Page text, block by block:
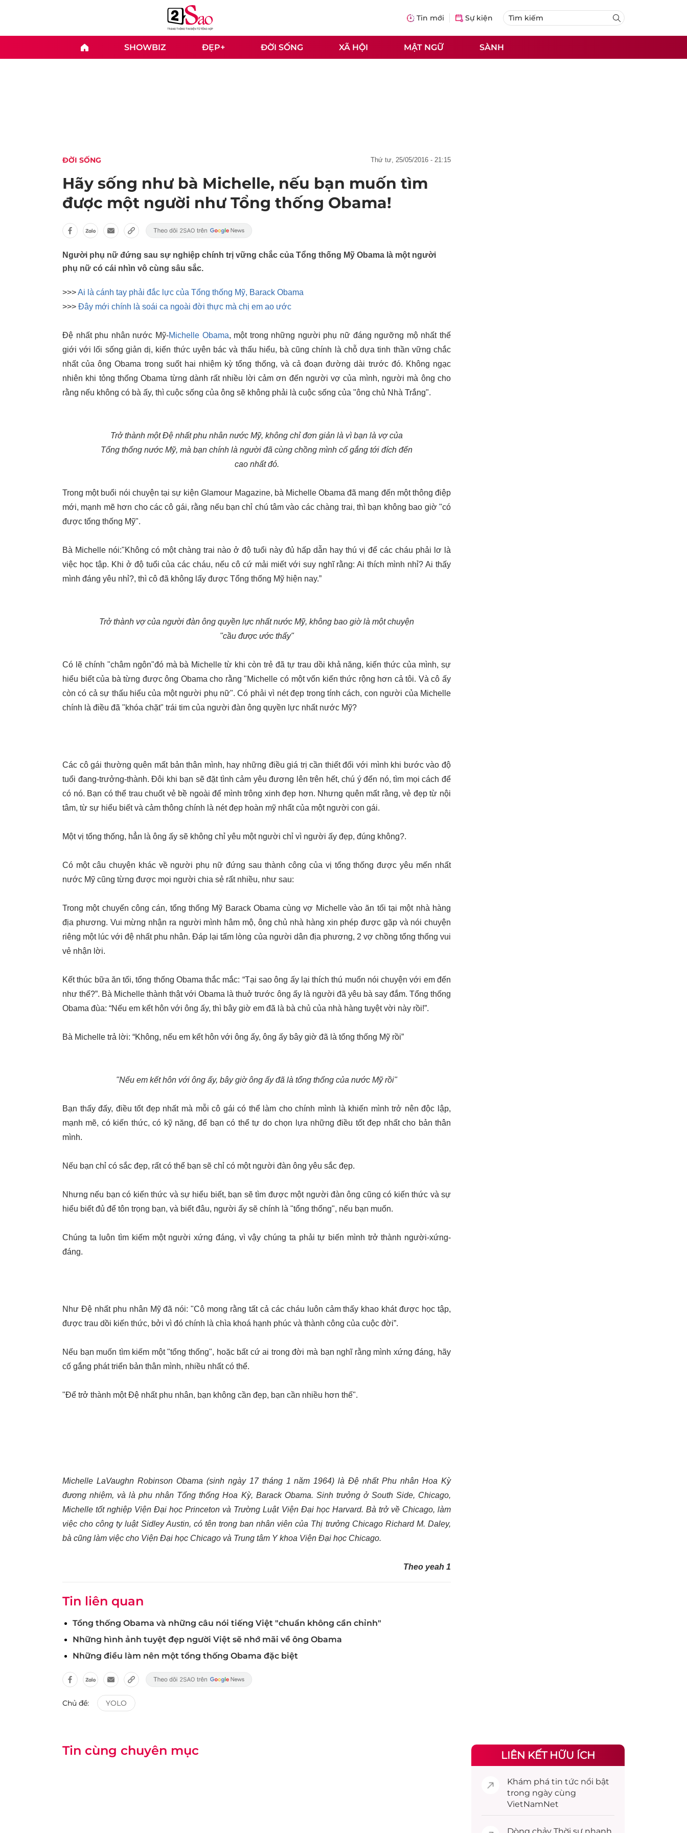
Tin mới Sự kiện
SHOWBIZ ĐẸP+ ĐỜI SỐNG XÃ HỘI MẬT NGỮ SÀNH
ĐỜI SỐNG thứ tư, 25/05/2016 - 21:15
Hãy sống như bà Michelle, nếu bạn muốn tìm
được một người như Tổng thống Obama!
Người phụ nữ đứng sau sự nghiệp chính trị vững chắc của Tổng thống Mỹ Obama là một người
phụ nữ có cái nhìn vô cùng sâu sắc.
>>>Ai là cánh tay phải đắc lực của Tổng thống Mỹ, Barack Obama
>>> Đây mới chính là soái ca ngoài đời thực mà chị em ao ước
Đệ nhất phu nhân nước Mỹ-Michelle Obama, một trong những người phụ nữ đáng ngưỡng mộ nhất thế
giới với lối sống giản dị, kiến thức uyên bác và thấu hiểu, bà cũng chính là chỗ dựa tinh thần vững chắc
nhất của ông Obama trong suốt hai nhiệm kỳ tổng thống, và cả đoạn đường dài trước đó. Không ngạc
nhiên khi tỏng thống Obama từng dành rất nhiều lời cảm ơn đến người vợ của mình, người mà ông cho
rằng nếu không có bà ấy, thì cuộc sống của ông sẽ không phải là cuộc sống của "ông chủ Nhà Trắng".
Trở thành một Đệ nhất phu nhân nước Mỹ, không chỉ đơn giản là vì bạn là vợ của
Tổng thống nước Mỹ, mà bạn chính là người đã cùng chồng mình cố gắng tới đích đến
cao nhất đó.
Trong một buổi nói chuyện tại sự kiện Glamour Magazine, bà Michelle Obama đã mang đến một thông điệp
mới, mạnh mẽ hơn cho các cô gái, rằng nếu bạn chỉ chú tâm vào các chàng trai, thì bạn không bao giờ "có
được tổng thống Mỹ".
Bà Michelle nói:"Không có một chàng trai nào ở độ tuổi này đủ hấp dẫn hay thú vị để các cháu phải lơ là
việc học tập. Khi ở độ tuổi của các cháu, nếu cô cứ mải miết với suy nghĩ rằng: Ai thích mình nhỉ? Ai thấy
mình đáng yêu nhỉ?, thì cô đã không lấy được Tổng thống Mỹ hiện nay.”
Trở thành vợ của người đàn ông quyền lực nhất nước Mỹ, không bao giờ là một chuyện
"cầu được ước thấy"
Có lẽ chính "châm ngôn"đó mà bà Michelle từ khi còn trẻ đã tự trau dồi khả năng, kiến thức của mình, sự
hiểu biết của bà từng được ông Obama cho rằng "Michelle có một vốn kiến thức rộng hơn cả tôi. Và cô ấy
còn có cả sự thấu hiểu của một người phụ nữ". Có phải vì nét đẹp trong tính cách, con người của Michelle
chính là điều đã "khóa chặt" trái tim của người đàn ông quyền lực nhất nước Mỹ?
Các cô gái thường quên mất bản thân mình, hay những điều giá trị cần thiết đối với mình khi bước vào độ
tuổi đang-trưởng-thành. Đôi khi bạn sẽ đặt tình cảm yêu đương lên trên hết, chú ý đến nó, tìm mọi cách để
có nó. Bạn có thể trau chuốt vẻ bề ngoài để mình trông xinh đẹp hơn. Nhưng quên mất rằng, vẻ đẹp từ nội
tâm, từ sự hiểu biết và cảm thông chính là nét đẹp hoàn mỹ nhất của một người con gái.
Một vị tổng thống, hẳn là ông ấy sẽ không chỉ yêu một người chỉ vì người ấy đẹp, đúng không?.
Có một câu chuyện khác về người phụ nữ đứng sau thành công của vị tổng thống được yêu mến nhất
nước Mỹ cũng từng được mọi người chia sẻ rất nhiều, như sau:
Trong một chuyến công cán, tổng thống Mỹ Barack Obama cùng vợ Michelle vào ăn tối tại một nhà hàng
địa phương. Vui mừng nhận ra người mình hâm mộ, ông chủ nhà hàng xin phép được gặp và nói chuyện
riêng một lúc với đệ nhất phu nhân. Đáp lại tấm lòng của người dân địa phương, 2 vợ chồng tổng thống vui
vẻ nhận lời.
Kết thúc bữa ăn tối, tổng thống Obama thắc mắc: “Tại sao ông ấy lại thích thú muốn nói chuyện với em đến
như thế?”. Bà Michelle thành thật với Obama là thuở trước ông ấy là người đã yêu bà say đắm. Tổng thống
Obama đùa: “Nếu em kết hôn với ông ấy, thì bây giờ em đã là bà chủ của nhà hàng tuyệt vời này rồi!”.
Bà Michelle trả lời: “Không, nếu em kết hôn với ông ấy, ông ấy bây giờ đã là tổng thống Mỹ rồi”
"Nếu em kết hôn với ông ấy, bây giờ ông ấy đã là tổng thống của nước Mỹ rồi"
Bạn thấy đấy, điều tốt đẹp nhất mà mỗi cô gái có thể làm cho chính mình là khiến mình trở nên độc lập,
mạnh mẽ, có kiến thức, có kỹ năng, để bạn có thể tự do chọn lựa những điều tốt đẹp nhất cho bản thân
mình.
Nếu bạn chỉ có sắc đẹp, rất có thể bạn sẽ chỉ có một người đàn ông yêu sắc đẹp.
Nhưng nếu bạn có kiến thức và sự hiểu biết, bạn sẽ tìm được một người đàn ông cũng có kiến thức và sự
hiểu biết đủ để tôn trọng bạn, và biết đâu, người ấy sẽ chính là "tổng thống", nếu bạn muốn.
Chúng ta luôn tìm kiếm một người xứng đáng, vì vậy chúng ta phải tự biến mình trở thành người-xứng-
đáng.
Như Đệ nhất phu nhân Mỹ đã nói: "Cô mong rằng tất cả các cháu luôn cảm thấy khao khát được học tập,
được trau dồi kiến thức, bởi vì đó chính là chìa khoá hạnh phúc và thành công của cuộc đời”.
Nếu bạn muốn tìm kiếm một "tổng thống", hoặc bất cứ ai trong đời mà bạn nghĩ rằng mình xứng đáng, hãy
cố gắng phát triển bản thân mình, nhiều nhất có thể.
"Để trở thành một Đệ nhất phu nhân, bạn không cần đẹp, bạn cần nhiều hơn thế".
Michelle LaVaughn Robinson Obama (sinh ngày 17 tháng 1 năm 1964) là Đệ nhất Phu nhân Hoa Kỳ
đương nhiệm, và là phu nhân Tổng thống Hoa Kỳ, Barack Obama. Sinh trưởng ở South Side, Chicago,
Michelle tốt nghiệp Viện Đại học Princeton và Trường Luật Viện Đại học Harvard. Bà trở về Chicago, làm
việc cho công ty luật Sidley Austin, có tên trong ban nhân viên của Thị trưởng Chicago Richard M. Daley,
bà cũng làm việc cho Viện Đại học Chicago và Trung tâm Y khoa Viện Đại học Chicago.
Theo yeah 1
Tin liên quan
Tổng thống Obama và những câu nói tiếng Việt "chuẩn không cần chỉnh"
Những hình ảnh tuyệt đẹp người Việt sẽ nhớ mãi về ông Obama
Những điều làm nên một tổng thống Obama đặc biệt
Chủ đề: YOLO
Tin cùng chuyên mục LIÊN KẾT HỮU ÍCH
Khám phá tin tức nổi bật
trong ngày cùng
VietNamNet